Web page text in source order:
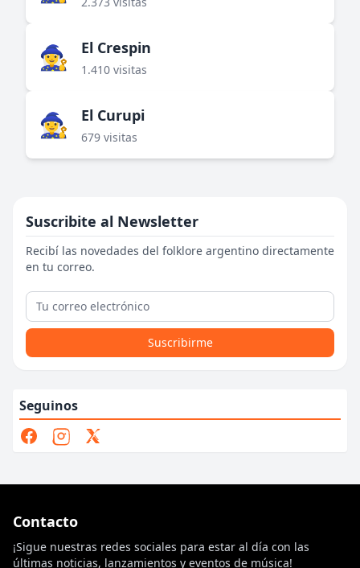
🧙‍♀️ El Crespin
1.410 visitas
🧙‍♀️ El Curupi
679 visitas
Suscribite al Newsletter
Recibí las novedades del folklore argentino directamente
en tu correo.
Suscribirme
Seguinos
Contacto
¡Sigue nuestras redes sociales para estar al día con las
últimas noticias, lanzamientos y eventos de música!